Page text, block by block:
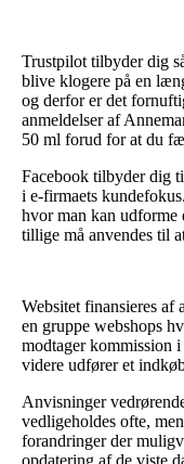
Trustpilot tilbyder dig
blive klogere på en
og derfor er det
anmeldelser af
50 ml forud for at du
Facebook tilbyder dig
i e-firmaets
hvor man kan udforme
tillige må anvendes til
Websitet finansieres af
en gruppe webshops
modtager kommission
videre udfører et
Anvisninger
vedligeholdes ofte,
forandringer der
opdatering af de viste